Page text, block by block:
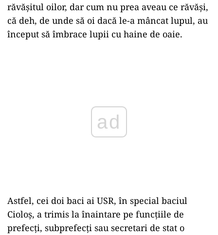
răvășitul oilor, dar cum nu prea aveau ce răvăși,
că deh, de unde să oi dacă le-a mâncat lupul, au
început să îmbrace lupii cu haine de oaie.
Astfel, cei doi baci ai USR, în special baciul
Cioloș, a trimis la înaintare pe funcțiile de
prefecți, subprefecți sau secretari de stat o